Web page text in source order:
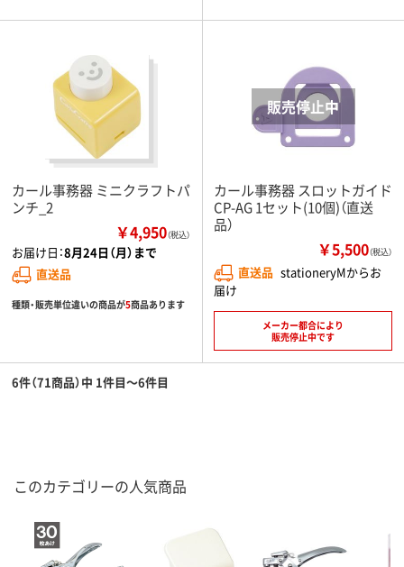
カール事務器 ミニクラフトパ
ンチ_2
￥4,950（税込）
お届け日：8月24日（月）まで
直送品
種類・販売単位違いの商品が5商品あります
カール事務器 スロットガイド
CP-AG 1セット(10個)（直送
品）
￥5,500（税込）
直送品 stationeryMからお
届け
メーカー都合により
販売停止中です
6件（71商品）中 1件目～6件目
このカテゴリーの人気商品